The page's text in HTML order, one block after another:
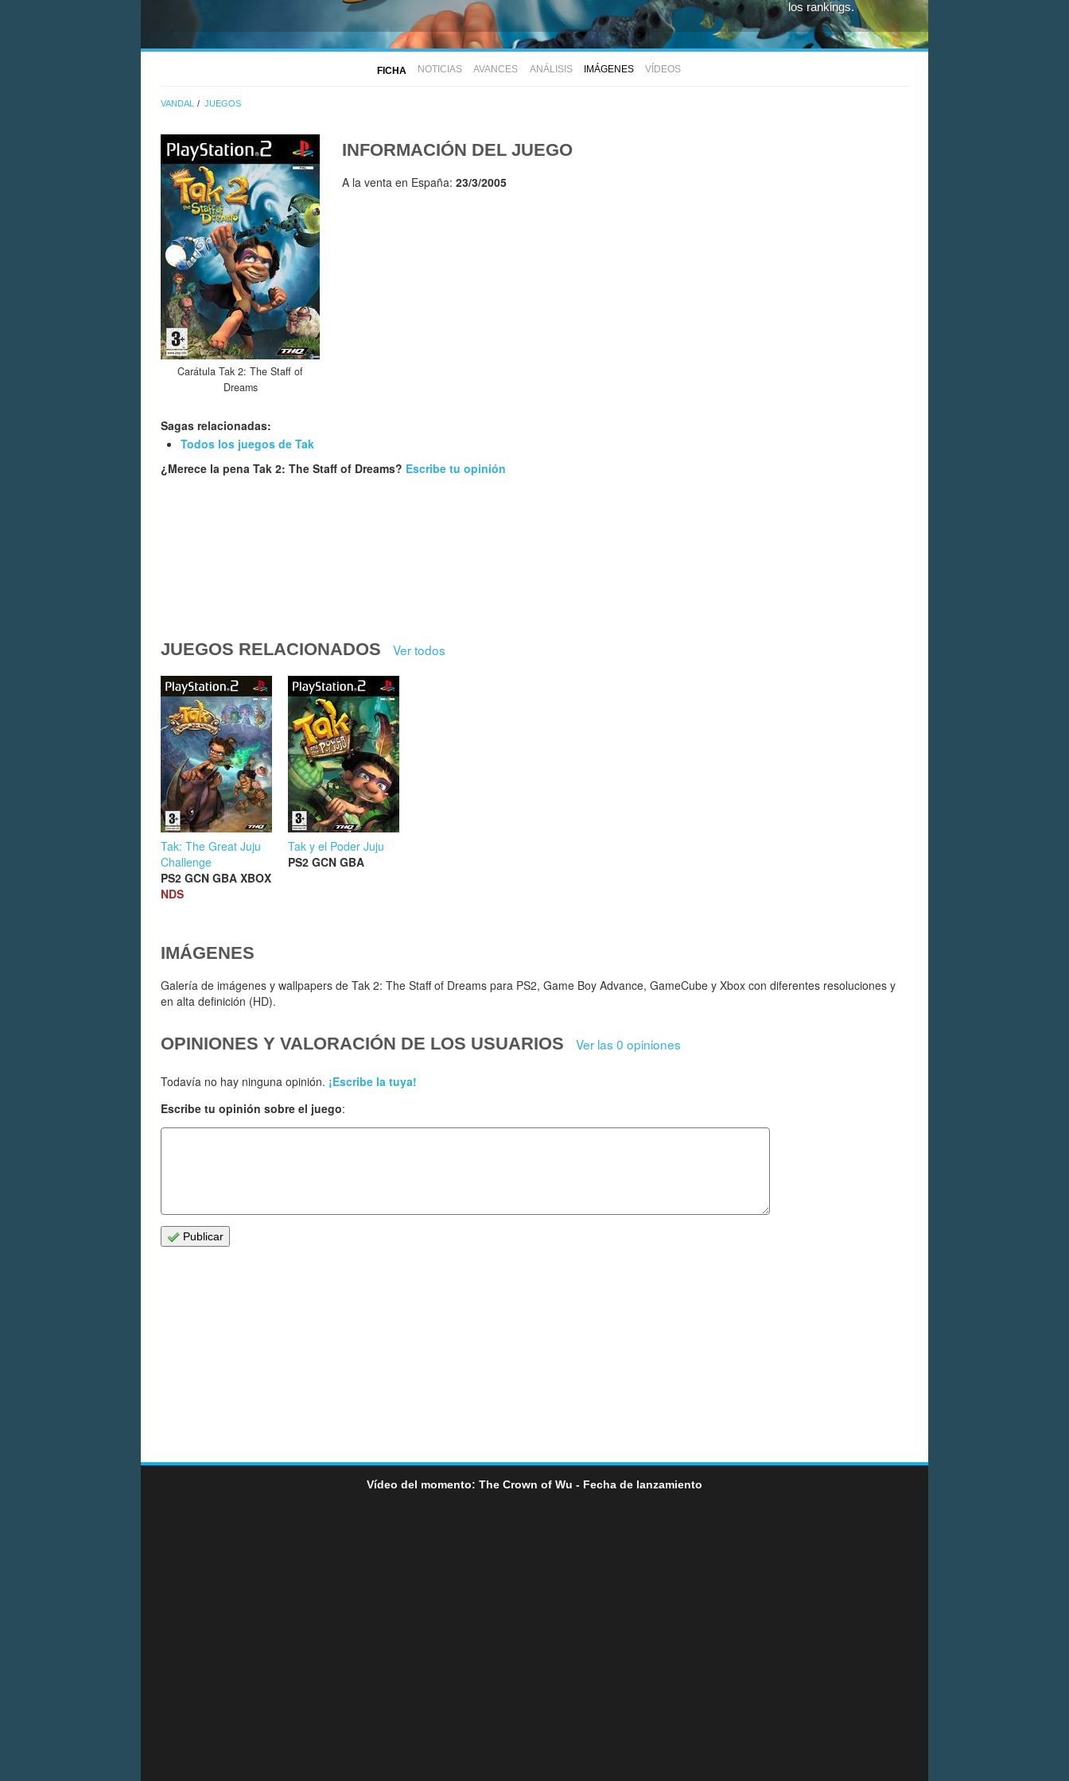
los rankings.
FICHA NOTICIAS AVANCES ANÁLISIS IMÁGENES VÍDEOS
VANDAL JUEGOS
Carátula Tak 2: The Staff of
Dreams
INFORMACIÓN DEL JUEGO
A la venta en España: 23/3/2005
Sagas relacionadas:
Todos los juegos de Tak
¿Merece la pena Tak 2: The Staff of Dreams? Escribe tu opinión
JUEGOS RELACIONADOS Ver todos
Tak: The Great Juju
Challenge
PS2 GCN GBA XBOX
NDS
Tak y el Poder Juju
PS2 GCN GBA
IMÁGENES
Galería de imágenes y wallpapers de Tak 2: The Staff of Dreams para PS2, Game Boy Advance, GameCube y Xbox con diferentes resoluciones y
en alta definición (HD).
OPINIONES Y VALORACIÓN DE LOS USUARIOS Ver las 0 opiniones
Todavía no hay ninguna opinión. ¡Escribe la tuya!
Escribe tu opinión sobre el juego:
Publicar
Vídeo del momento: The Crown of Wu - Fecha de lanzamiento